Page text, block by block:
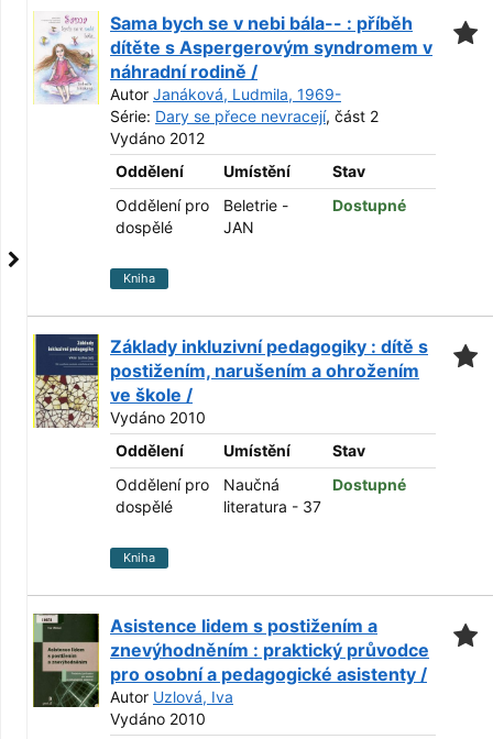
Sama bych se v nebi bála-- : příběh
dítěte s Aspergerovým syndromem v
náhradní rodině /
Autor Janáková, Ludmila, 1969-
Série: Dary se přece nevracejí, část 2
Vydáno 2012
Oddělení
Umístění
Stav
Oddělení pro
dospělé
Beletrie -
JAN
Dostupné
Kniha
Základy inkluzivní pedagogiky : dítě s
postižením, narušením a ohrožením
ve škole /
Vydáno 2010
Oddělení
Umístění
Stav
Oddělení pro
dospělé
Naučná
literatura - 37
Dostupné
Kniha
Asistence lidem s postižením a
znevýhodněním : praktický průvodce
pro osobní a pedagogické asistenty /
Autor Uzlová, Iva
Vydáno 2010